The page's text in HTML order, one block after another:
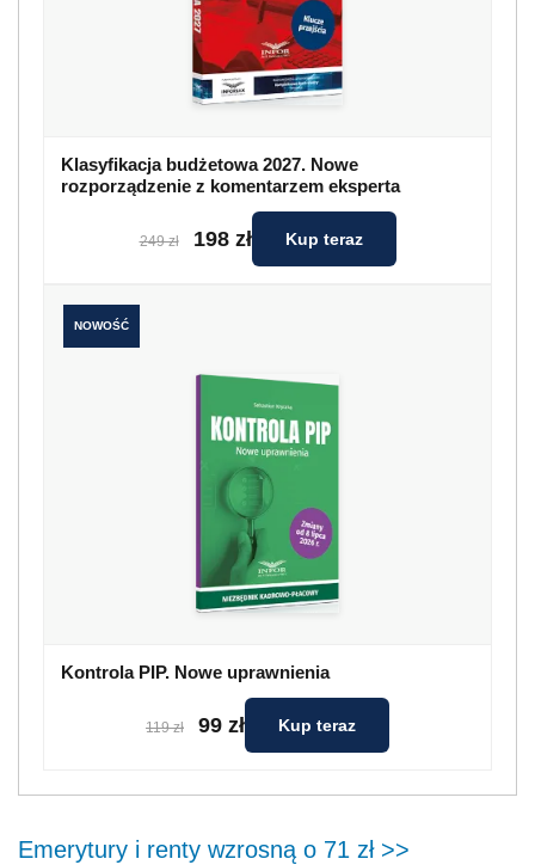
Klasyfikacja budżetowa 2027. Nowe
rozporządzenie z komentarzem eksperta
249 zł 198 zł Kup teraz
NOWOŚĆ
Kontrola PIP. Nowe uprawnienia
119 zł 99 zł Kup teraz
Emerytury i renty wzrosną o 71 zł >>